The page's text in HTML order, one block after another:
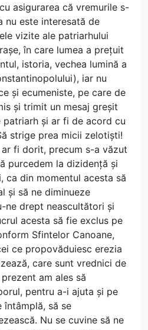
asigurarea că vremurile s-
nu este interesată de
vizite ale patriarhului
în care lumea a prețuit
istoria, vechea lumină a
iar nu
și ecumeniste, pe care de
și trimit un mesaj greșit
patriarh și ar fi de acord cu
strige prea micii zelotiști!
ar fi dorit, precum s-a văzut
purcedem la dizidență și
ca din momentul acesta să
și să ne diminueze
ne drept neascultători și
acesta să fie exclus pe
Sfintelor Canoane,
ce propovăduiesc erezia
care sunt vrednici de
am ales să
pentru a-i ajuta și pe
întâmplă, să se
Nu se cuvine să ne